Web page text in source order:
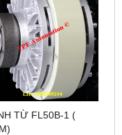
TỪ FL50B-1 (